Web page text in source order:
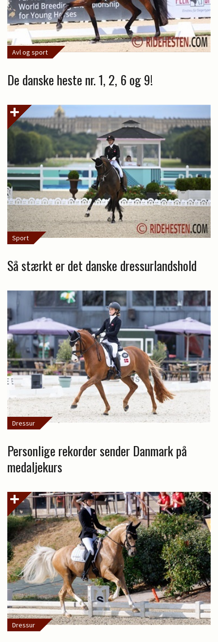
Avl og sport
De danske heste nr. 1, 2, 6 og 9!
Sport
Så stærkt er det danske dressurlandshold
Dressur
Personlige rekorder sender Danmark på
medaljekurs
Dressur